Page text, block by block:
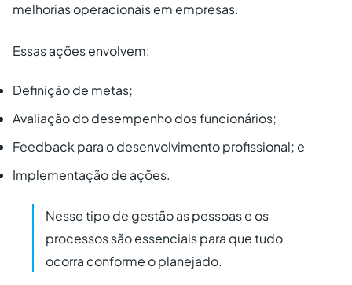
melhorias operacionais em empresas.
Essas ações envolvem:
Definição de metas;
Avaliação do desempenho dos funcionários;
Feedback para o desenvolvimento profissional; e
Implementação de ações.
Nesse tipo de gestão as pessoas e os
processos são essenciais para que tudo
ocorra conforme o planejado.